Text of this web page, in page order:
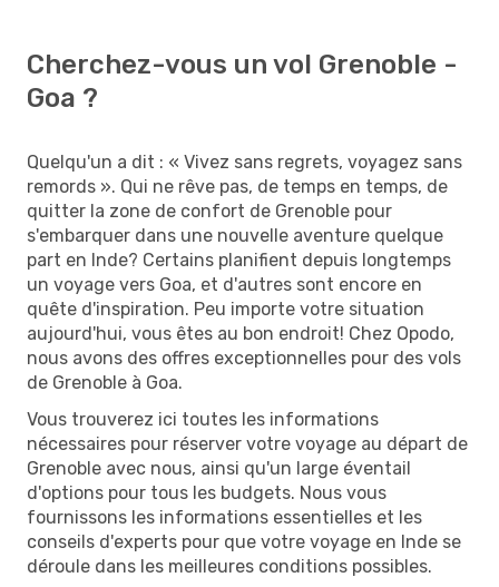
Cherchez-vous un vol Grenoble -
Goa ?
Quelqu'un a dit : « Vivez sans regrets, voyagez sans
remords ». Qui ne rêve pas, de temps en temps, de
quitter la zone de confort de Grenoble pour
s'embarquer dans une nouvelle aventure quelque
part en Inde? Certains planifient depuis longtemps
un voyage vers Goa, et d'autres sont encore en
quête d'inspiration. Peu importe votre situation
aujourd'hui, vous êtes au bon endroit! Chez Opodo,
nous avons des offres exceptionnelles pour des vols
de Grenoble à Goa.
Vous trouverez ici toutes les informations
nécessaires pour réserver votre voyage au départ de
Grenoble avec nous, ainsi qu'un large éventail
d'options pour tous les budgets. Nous vous
fournissons les informations essentielles et les
conseils d'experts pour que votre voyage en Inde se
déroule dans les meilleures conditions possibles.